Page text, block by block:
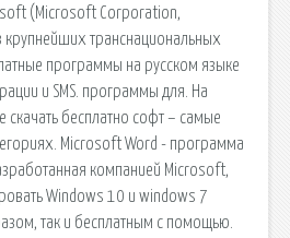
(Microsoft Corporation,
транснациональных
программы на русском языке
и SMS. программы для. На
бесплатно софт – самые
Microsoft Word - программа
компанией Microsoft,
Windows 10 и windows 7
так и бесплатным с помощью.